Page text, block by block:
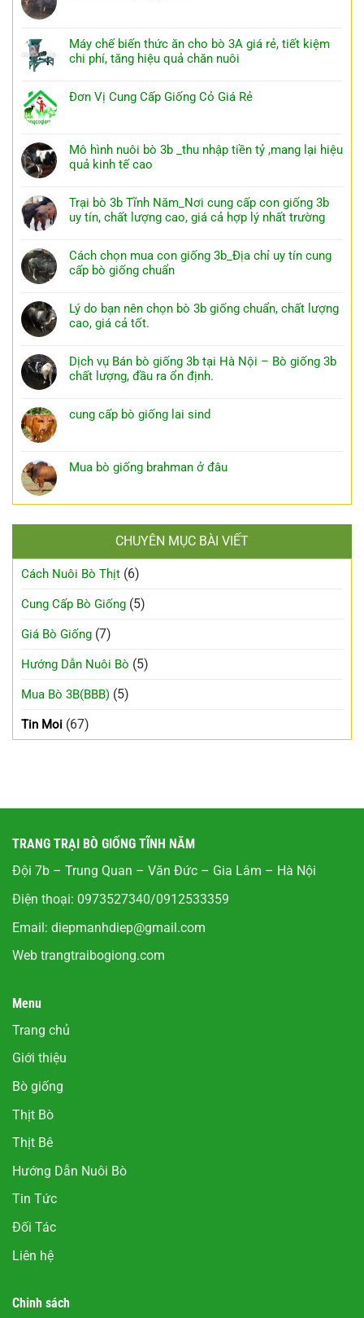
Máy chế biến thức ăn cho bò 3A giá rẻ, tiết kiệm
chi phí, tăng hiệu quả chăn nuôi
Đơn Vị Cung Cấp Giống Cỏ Giá Rẻ
Mô hình nuôi bò 3b _thu nhập tiền tỷ ,mang lại hiệu
quả kinh tế cao
Trại bò 3b Tĩnh Năm_Nơi cung cấp con giống 3b
uy tín, chất lượng cao, giá cả hợp lý nhất trường
Cách chọn mua con giống 3b_Địa chỉ uy tín cung
cấp bò giống chuẩn
Lý do bạn nên chọn bò 3b giống chuẩn, chất lượng
cao, giá cả tốt.
Dịch vụ Bán bò giống 3b tại Hà Nội – Bò giống 3b
chất lượng, đầu ra ổn định.
cung cấp bò giống lai sind
Mua bò giống brahman ở đâu
CHUYÊN MỤC BÀI VIẾT
Cách Nuôi Bò Thịt (6)
Cung Cấp Bò Giống (5)
Giá Bò Giống (7)
Hướng Dẫn Nuôi Bò (5)
Mua Bò 3B(BBB) (5)
Tin Moi (67)
TRANG TRẠI BÒ GIỐNG TĨNH NĂM
Đội 7b – Trung Quan – Văn Đức – Gia Lâm – Hà Nội
Điện thoại: 0973527340/0912533359
Email: diepmanhdiep@gmail.com
Web trangtraibogiong.com
Menu
Trang chủ
Giới thiệu
Bò giống
Thịt Bò
Thịt Bê
Hướng Dẫn Nuôi Bò
Tin Tức
Đối Tác
Liên hệ
Chinh sách